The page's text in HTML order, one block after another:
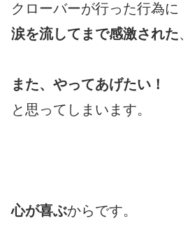
クローバーが行った行為に
涙を流してまで感激された
また、やってあげたい！
と思ってしまいます。
心が喜ぶからです。